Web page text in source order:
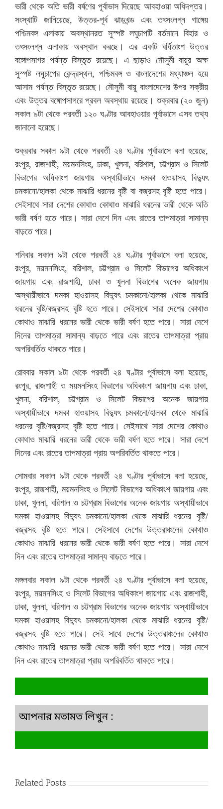
ভারী থেকে অতি ভারী বর্ষণের পূর্বাভাস দিয়েছে আবহাওয়া অধিদপ্তর।
সংস্থাটি জানিয়েছে, উত্তর-পূর্ব ঝাড়খন্ড এবং তৎসংলগ্ন গাঙ্গেয়
পশ্চিমবঙ্গ এলাকায় অবস্থানরত সুস্পষ্ট লঘুচাপটি বর্তমানে বিহার ও
তৎসংলগ্ন এলাকায় অবস্থান করছে। এর একটি বর্ধিতাংশ উত্তর
বঙ্গোপসাগর পর্যন্ত বিস্তৃত রয়েছে। এ ছাড়াও মৌসুমী বায়ুর অক্ষ
সুস্পষ্ট লঘুচাপের কেন্দ্রস্থল, পশ্চিমবঙ্গ ও বাংলাদেশের মধ্যাঞ্চল হয়ে
আসাম পর্যন্ত বিস্তৃত রয়েছে। মৌসুমী বায়ু বাংলাদেশের উপর সক্রীয়
এবং উত্তর বঙ্গোপসাগরে প্রবল অবস্থায় রয়েছে। শুক্রবার (২০ জুন)
সকাল ৯টা থেকে পরবর্তী ১২০ ঘণ্টার আবহাওয়ার পূর্বাভাসে এসব তথ্য
জানানো হয়েছে।
শুক্রবার সকাল ৯টা থেকে পরবর্তী ২৪ ঘণ্টার পূর্বাভাসে বলা হয়েছে,
রংপুর, রাজশাহী, ময়মনসিংহ, ঢাকা, খুলনা, বরিশাল, চট্টগ্রাম ও সিলেট
বিভাগের অধিকাংশ জায়গায় অস্থায়ীভাবে দমকা হাওয়াসহ বিদ্যুৎ
চমকানো/হালকা থেকে মাঝারি ধরনের বৃষ্টি বা বজ্রসহ বৃষ্টি হতে পারে।
সেইসাথে সারা দেশের কোথাও কোথাও মাঝারি ধরনের ভারী থেকে অতি
ভারী বর্ষণ হতে পারে। সারা দেশে দিন এবং রাতের তাপমাত্রা সামান্য
বাড়তে পারে।
শনিবার সকাল ৯টা থেকে পরবর্তী ২৪ ঘণ্টার পূর্বাভাসে বলা হয়েছে,
রংপুর, ময়মনসিংহ, বরিশাল, চট্টগ্রাম ও সিলেট বিভাগের অধিকাংশ
জায়গায় এবং রাজশাহী, ঢাকা ও খুলনা বিভাগের অনেক জায়গায়
অস্থায়ীভাবে দমকা হাওয়াসহ বিদ্যুৎ চমকানো/হালকা থেকে মাঝারি
ধরনের বৃষ্টি/বজ্রসহ বৃষ্টি হতে পারে। সেইসাথে সারা দেশের কোথাও
কোথাও মাঝারি ধরনের ভারী থেকে ভারী বর্ষণ হতে পারে। সারা দেশে
দিনের তাপমাত্রা সামান্য বাড়তে পারে এবং রাতের তাপমাত্রা প্রায়
অপরিবর্তিত থাকতে পারে।
রোববার সকাল ৯টা থেকে পরবর্তী ২৪ ঘণ্টার পূর্বাভাসে বলা হয়েছে,
রংপুর, রাজশাহী ও ময়মনসিংহ বিভাগের অধিকাংশ জায়গায় এবং ঢাকা,
খুলনা, বরিশাল, চট্টগ্রাম ও সিলেট বিভাগের অনেক জায়গায়
অস্থায়ীভাবে দমকা হাওয়াসহ বিদ্যুৎ চমকানো/হালকা থেকে মাঝারি
ধরনের বৃষ্টি/বজ্রসহ বৃষ্টি হতে পারে। সেইসাথে সারা দেশের কোথাও
কোথাও মাঝারি ধরনের ভারী থেকে ভারী বর্ষণ হতে পারে। সারা দেশে
দিনের এবং রাতের তাপমাত্রা প্রায় অপরিবর্তিত থাকতে পারে।
সোমবার সকাল ৯টা থেকে পরবর্তী ২৪ ঘণ্টার পূর্বাভাসে বলা হয়েছে,
রংপুর, রাজশাহী, ময়মনসিংহ ও সিলেট বিভাগের অধিকাংশ জায়গায় এবং
ঢাকা, খুলনা, বরিশাল ও চট্টগ্রাম বিভাগের অনেক জায়গায় অস্থায়ীভাবে
দমকা হাওয়াসহ বিদ্যুৎ চমকানো/হালকা থেকে মাঝারি ধরনের বৃষ্টি/
বজ্রসহ বৃষ্টি হতে পারে। সেইসাথে দেশের উত্তরাঞ্চলের কোথাও
কোথাও মাঝারি ধরনের ভারী থেকে ভারী বর্ষণ হতে পারে। সারা দেশে
দিন এবং রাতের তাপমাত্রা সামান্য বাড়তে পারে।
মঙ্গলবার সকাল ৯টা থেকে পরবর্তী ২৪ ঘণ্টার পূর্বাভাসে বলা হয়েছে,
রংপুর, ময়মনসিংহ ও সিলেট বিভাগের অধিকাংশ জায়গায় এবং রাজশাহী,
ঢাকা, খুলনা, বরিশাল ও চট্টগ্রাম বিভাগের অনেক জায়গায় অস্থায়ীভাবে
দমকা হাওয়াসহ বিদ্যুৎ চমকানো/হালকা থেকে মাঝারি ধরনের বৃষ্টি/
বজ্রসহ বৃষ্টি হতে পারে। সেই সাথে দেশের উত্তরাঞ্চলের কোথাও
কোথাও মাঝারি ধরনের ভারী থেকে ভারী বর্ষণ হতে পারে। সারা দেশে
দিন এবং রাতের তাপমাত্রা প্রায় অপরিবর্তিত থাকতে পারে।
আপনার মতামত লিখুন :
Related Posts